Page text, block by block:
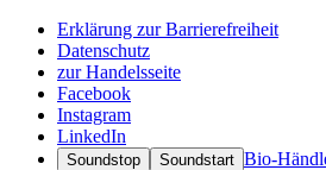
Erklärung zur Barrierefreiheit
Datenschutz
zur Handelsseite
Facebook
Instagram
LinkedIn
Soundstop Soundstart Bio-